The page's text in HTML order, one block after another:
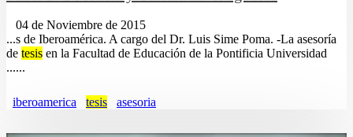
04 de Noviembre de 2015
...s de Iberoamérica. A cargo del Dr. Luis Sime Poma. -La asesoría
de tesis en la Facultad de Educación de la Pontificia Universidad
......
iberoamerica tesis asesoria